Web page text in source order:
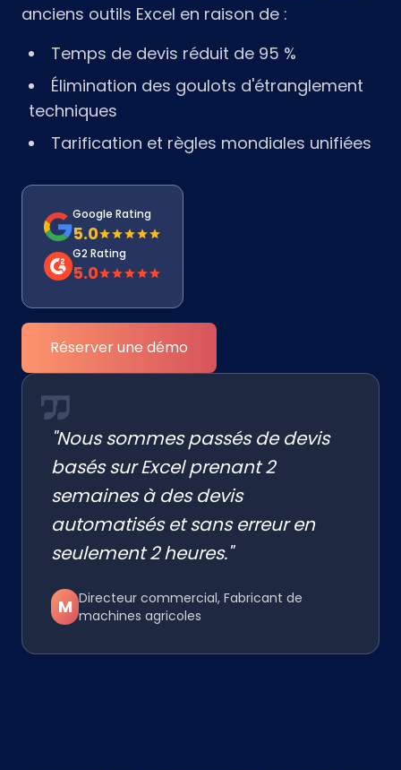
anciens outils Excel en raison de :
Temps de devis réduit de 95 %
Élimination des goulots d'étranglement
techniques
Tarification et règles mondiales unifiées
Google Rating
5.0
G2 Rating
5.0
Réserver une démo
"Nous sommes passés de devis
basés sur Excel prenant 2
semaines à des devis
automatisés et sans erreur en
seulement 2 heures."
M Directeur commercial, Fabricant de
machines agricoles